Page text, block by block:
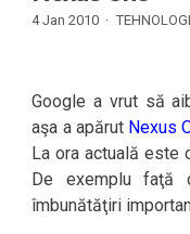
4 Jan 2010 ·
Google a vrut să
aşa a apărut Nexus
La ora actuală este
De exemplu faţă
îmbunătăţiri